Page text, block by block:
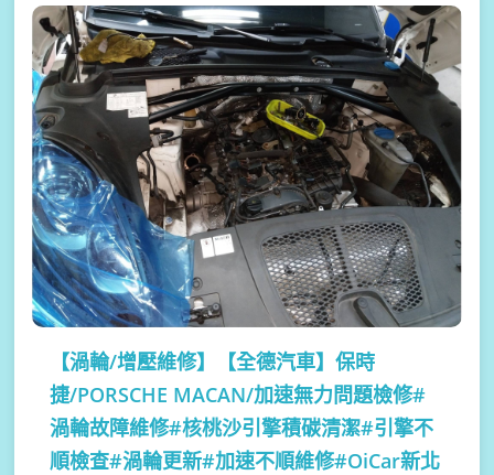
【渦輪/增壓維修】
【全德汽車】保時
捷/PORSCHE MACAN/加速無力問題檢修#
渦輪故障維修#核桃沙引擎積碳清潔#引擎不
順檢查#渦輪更新#加速不順維修#OiCar新北